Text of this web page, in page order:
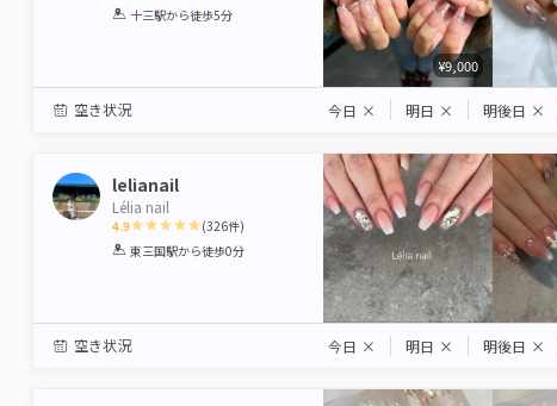
1 2 3 4 5
十三駅から徒歩5分
¥9,000
空き状況 今日 × 明日 × 明後日 ×
lelianail
Lélia nail
4.9
1 2 3 4 5
(326件)
東三国駅から徒歩0分
空き状況 今日 × 明日 × 明後日 ×